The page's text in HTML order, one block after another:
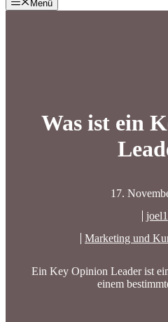
Menü
Was ist ein
17.
joel1
Marketing und
Ein Key Opinion Leader ist
einem